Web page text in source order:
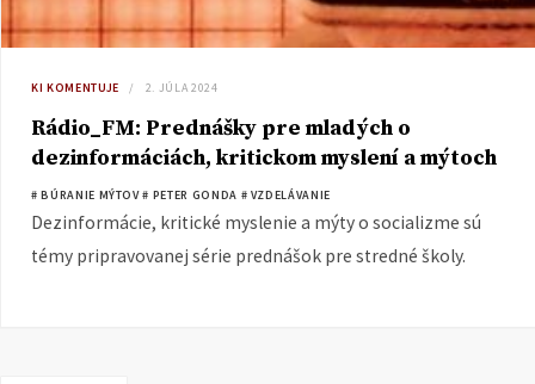
KI KOMENTUJE 2. JÚLA 2024
Rádio_FM: Prednášky pre mladých o
dezinformáciách, kritickom myslení a mýtoch
o socializme
# BÚRANIE MÝTOV # PETER GONDA # VZDELÁVANIE
Dezinformácie, kritické myslenie a mýty o socializme sú
témy pripravovanej série prednášok pre stredné školy.